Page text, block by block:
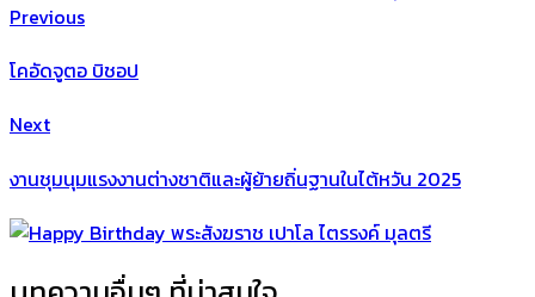
Previous
โคอัดจูตอ บิชอป
Next
งานชุมนุมแรงงานต่างชาติและผู้ย้ายถิ่นฐานในไต้หวัน 2025